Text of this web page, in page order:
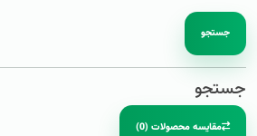
جستجو
جستجو
مقایسه محصولات (0)